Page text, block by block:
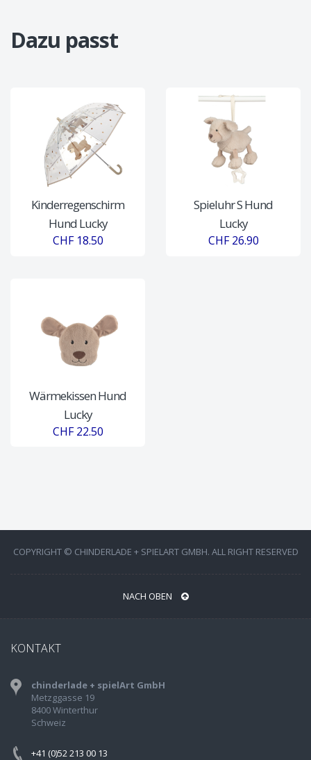
Dazu passt
Kinderregenschirm
Hund Lucky
CHF 18.50
Spieluhr S Hund
Lucky
CHF 26.90
Wärmekissen Hund
Lucky
CHF 22.50
COPYRIGHT © CHINDERLADE + SPIELART GMBH. ALL RIGHT RESERVED
NACH OBEN
KONTAKT
chinderlade + spielArt GmbH
Metzggasse 19
8400 Winterthur
Schweiz
+41 (0)52 213 00 13